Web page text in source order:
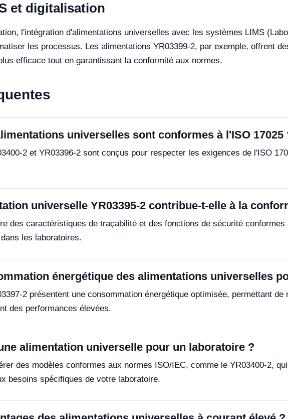
et digitalisation
l'intégration d'alimentations universelles avec les systèmes LIMS
les processus. Les alimentations YR03399-2, par exemple, offrent
efficace tout en garantissant la conformité aux normes.
universelles sont conformes à l'ISO 17025
2 et YR03396-2 sont conçus pour respecter les exigences de l'ISO
universelle YR03395-2 contribue-t-elle à la
des caractéristiques de traçabilité et des fonctions de sécurité
les laboratoires.
énergétique des alimentations universelles
2 présentent une consommation énergétique optimisée, permettant
des performances élevées.
alimentation universelle pour un laboratoire ?
des modèles conformes aux normes ISO/IEC, comme le YR03400-2,
besoins spécifiques de votre laboratoire.